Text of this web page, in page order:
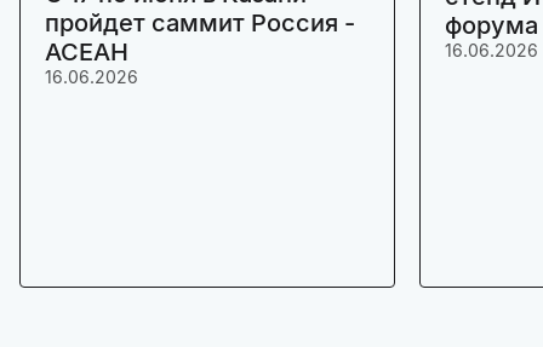
пройдет саммит Россия -
АСЕАН
16.06.2026
16.06.2026